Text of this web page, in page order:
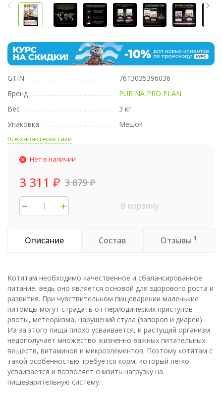
GTIN
7613035396036
Бренд
PURINA PRO PLAN
Вес
3 кг
Упаковка
Мешок
Все характеристики
Нет в наличии
3 311 ₽ 3 879₽
В корзину
Описание Состав Отзывы 1
Котятам необходимо качественное и сбалансированное
питание, ведь оно является основой для здорового роста и
развития. При чувствительном пищеварении маленькие
питомцы могут страдать от периодических приступов
рвоты, метеоризма, нарушений стула (запоров и диареи).
Из-за этого пища плохо усваивается, и растущий организм
недополучает множество жизненно важных питательных
веществ, витаминов и микроэлементов. Поэтому котятам с
такой особенностью требуется корм, который легко
усваивается и позволяет снизить нагрузку на
пищеварительную систему.